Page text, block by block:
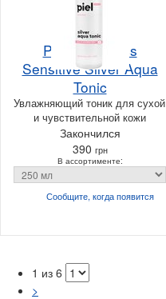
Piel Cosmetics
Sensitive Silver Aqua
Tonic
Увлажняющий тоник для сухой
и чувствительной кожи
Закончился
390 грн
В ассортименте:
Сообщите, когдапоявится
1 из 6
>